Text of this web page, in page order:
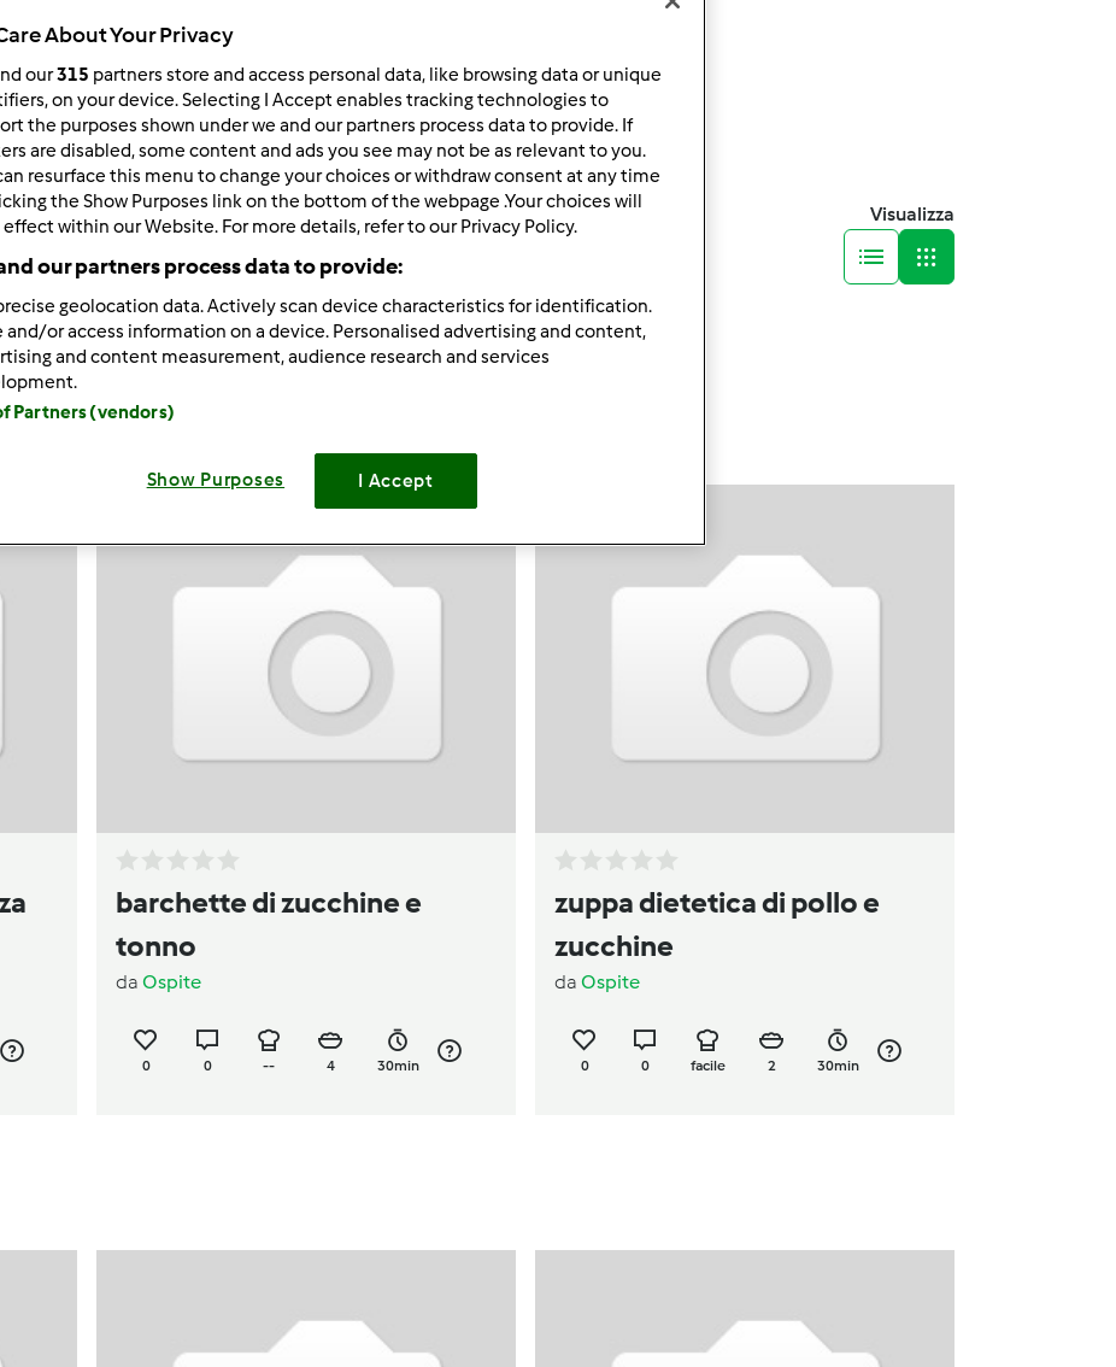
107risultati per: "zucchine"
per pagina:
12
Ordina per:
Valutazione
Visualizza
barchette di zucchine e
tonno
da Ospite
0 0 -- 4 30min
zuppa dietetica di pollo e
zucchine
da Ospite
0 0 facile 2 30min
About Your Privacy
our315 partners store and access personal data, like browsing data or unique
on your device. Selecting I Accept enables tracking technologies to
the purposes shown under we and our partners process data to provide. If
are disabled, some content and ads you see may not be as relevant to you.
resurface this menu to change your choices or withdraw consent at any time
the Show Purposes link on the bottom of the webpage .Your choices will
effect within our Website. For more details, refer to our Privacy Policy.
our partners process data to provide:
geolocation data. Actively scan device characteristics for identification.
and/or access information on a device. Personalised advertising and content,
and content measurement, audience research and services
Partners (vendors)
Show Purposes I Accept